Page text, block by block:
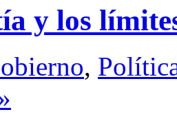
y los
,